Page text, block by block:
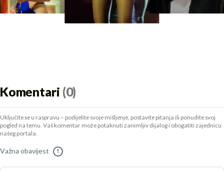
Komentari (0)
Uključite se u raspravu – podijelite svoje mišljenje, postavite pitanja ili ponudite svoj
pogled na temu. Vaš komentar može potaknuti zanimljiv dijalog i obogatiti zajednicu
našeg portala.
Važna obavijest !